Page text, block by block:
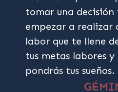
tomar una
empezar a realizar
labor que te llene
tus metas labores y
pondrás tus sueños.